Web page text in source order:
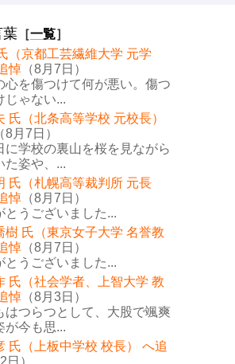
葉 ［一覧］
（京都工芸繊維大学 元学
悼 （8月7日）
心を傷つけて何が悪い。傷つ
じゃない...
氏（北条高等学校 元校長）
（8月7日）
に学校の裏山を桜を見ながら
た姿や、...
氏（札幌高等裁判所 元長
悼 （8月7日）
とうございました...
樹 氏（東京女子大学 名誉教
悼 （8月7日）
とうございました...
氏（社会学者、上智大学 教
悼 （8月3日）
はつらつとして、大股で颯爽
が今も思...
氏（上板中学校 校長） へ追